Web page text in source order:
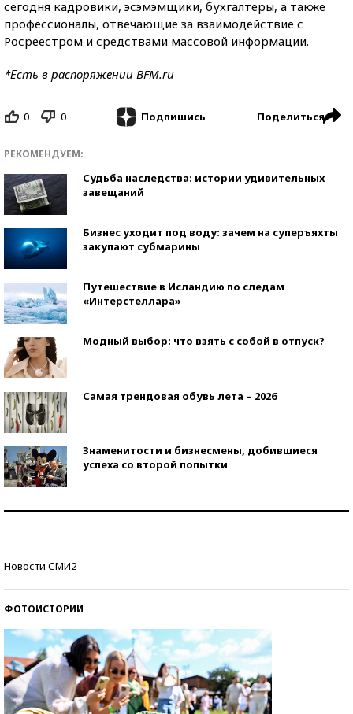
сегодня кадровики, эсэмэмщики, бухгалтеры, а также
профессионалы, отвечающие за взаимодействие с
Росреестром и средствами массовой информации.
*Есть в распоряжении BFM.ru
0 0 Подпишись Поделиться
РЕКОМЕНДУЕМ:
Судьба наследства: истории удивительных
завещаний
Бизнес уходит под воду: зачем на суперъяхты
закупают субмарины
Путешествие в Исландию по следам
«Интерстеллара»
Модный выбор: что взять с собой в отпуск?
Самая трендовая обувь лета – 2026
Знаменитости и бизнесмены, добившиеся
успеха со второй попытки
Новости СМИ2
ФОТОИСТОРИИ